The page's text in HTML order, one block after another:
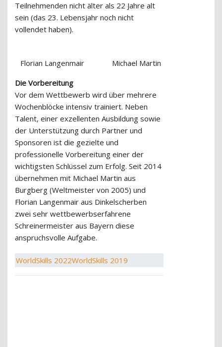
Teilnehmenden nicht älter als 22 Jahre alt
sein (das 23. Lebensjahr noch nicht
vollendet haben).
Florian Langenmair
Michael Martin
Die Vorbereitung
Vor dem Wettbewerb wird über mehrere
Wochenblöcke intensiv trainiert. Neben
Talent, einer exzellenten Ausbildung sowie
der Unterstützung durch Partner und
Sponsoren ist die gezielte und
professionelle Vorbereitung einer der
wichtigsten Schlüssel zum Erfolg. Seit 2014
übernehmen mit Michael Martin aus
Burgberg (Weltmeister von 2005) und
Florian Langenmair aus Dinkelscherben
zwei sehr wettbewerbserfahrene
Schreinermeister aus Bayern diese
anspruchsvolle Aufgabe.
WorldSkills 2022WorldSkills 2019